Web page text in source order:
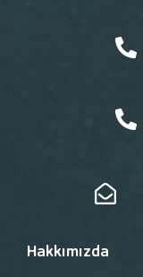
Hakkımızda